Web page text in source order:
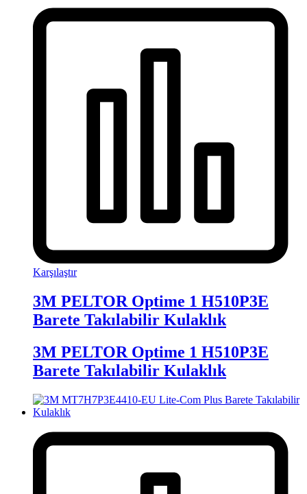
Karşılaştır
3M PELTOR Optime 1 H510P3E
Barete Takılabilir Kulaklık
3M PELTOR Optime 1 H510P3E
Barete Takılabilir Kulaklık